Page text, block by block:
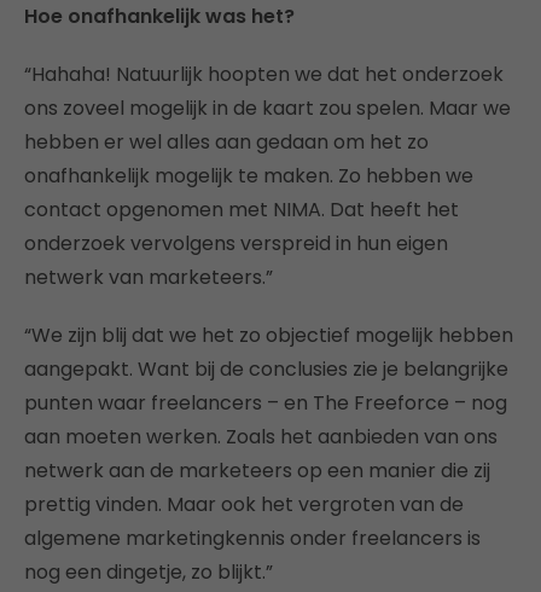
Hoe onafhankelijk was het?
“Hahaha! Natuurlijk hoopten we dat het onderzoek
ons zoveel mogelijk in de kaart zou spelen. Maar we
hebben er wel alles aan gedaan om het zo
onafhankelijk mogelijk te maken. Zo hebben we
contact opgenomen met NIMA. Dat heeft het
onderzoek vervolgens verspreid in hun eigen
netwerk van marketeers.”
“We zijn blij dat we het zo objectief mogelijk hebben
aangepakt. Want bij de conclusies zie je belangrijke
punten waar freelancers – en The Freeforce – nog
aan moeten werken. Zoals het aanbieden van ons
netwerk aan de marketeers op een manier die zij
prettig vinden. Maar ook het vergroten van de
algemene marketingkennis onder freelancers is
nog een dingetje, zo blijkt.”